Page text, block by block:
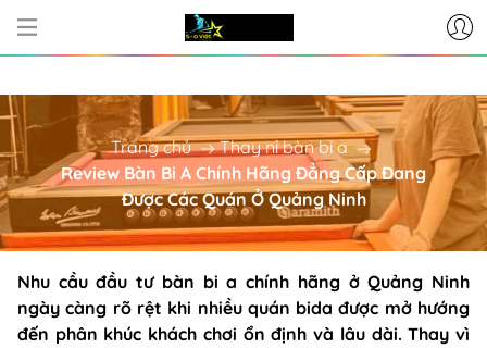
CƠ SỞ CUNG CẤP BÀN BI-A -
Trang chủ
Thay nỉ bàn bi a
Review Bàn Bi A Chính Hãng Đẳng Cấp Đang
Được Các Quán Ở Quảng Ninh
Nhu cầu đầu tư bàn bi a chính hãng ở Quảng Ninh
ngày càng rõ rệt khi nhiều quán bida được mở hướng
đến phân khúc khách chơi ổn định và lâu dài. Thay vì